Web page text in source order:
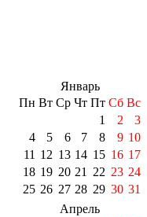
Январь
Пн Вт Ср Чт Пт Сб Вс
1
2
3
4
5 6 7 8 9 10
11 12 13 14 15 16 17
18 19 20 21 22 23 24
25 26 27 28 29 30 31
Апрель